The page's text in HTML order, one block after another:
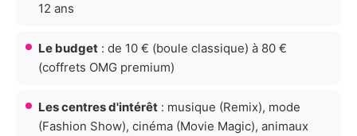
12 ans
Le budget : de 10 € (boule classique) à 80 €
(coffrets OMG premium)
Les centres d'intérêt : musique (Remix), mode
(Fashion Show), cinéma (Movie Magic), animaux